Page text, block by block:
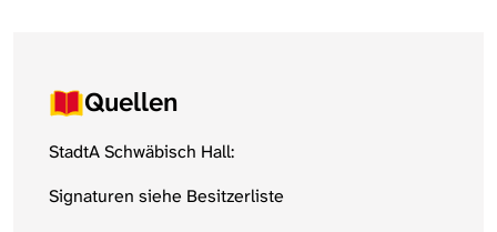
Quellen
StadtA Schwäbisch Hall:
Signaturen siehe Besitzerliste